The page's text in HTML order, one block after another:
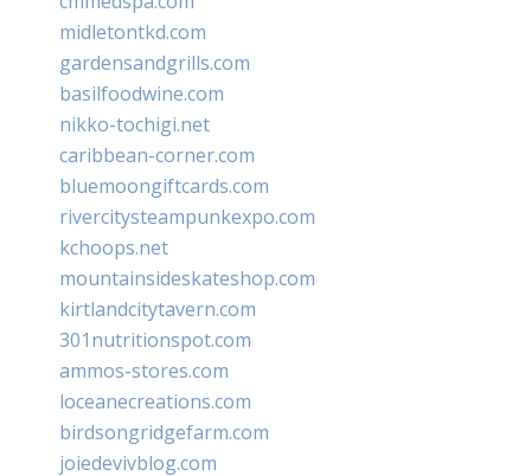
midletontkd.com
gardensandgrills.com
basilfoodwine.com
nikko-tochigi.net
caribbean-corner.com
bluemoongiftcards.com
rivercitysteampunkexpo.com
kchoops.net
mountainsideskateshop.com
kirtlandcitytavern.com
301nutritionspot.com
ammos-stores.com
loceanecreations.com
birdsongridgefarm.com
joiedevivblog.com